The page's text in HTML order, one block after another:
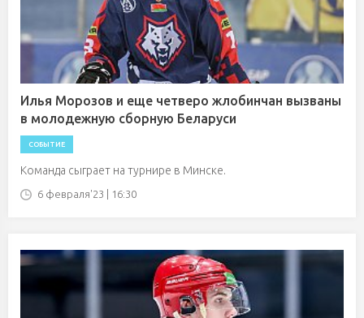
Илья Морозов и еще четверо жлобинчан вызваны
в молодежную сборную Беларуси
СОБЫТИЕ
Команда сыграет на турнире в Минске.
6 февраля'23 | 16:30